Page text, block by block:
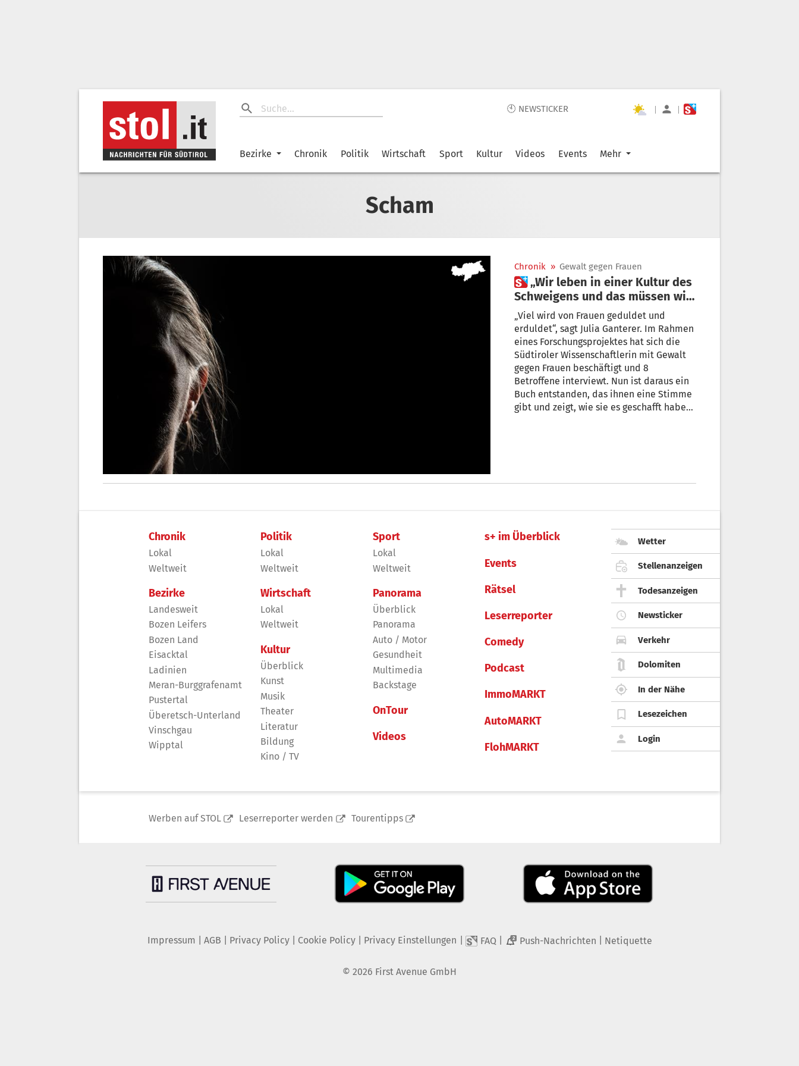
🕙 NEWSTICKER | |
Bezirke Chronik Politik Wirtschaft Sport Kultur Videos Events Mehr
Scham
Chronik » Gewalt gegen Frauen
 „Wir leben in einer Kultur des
Schweigens und das müssen wir
durchbrechen“
„Viel wird von Frauen geduldet und
erduldet“, sagt Julia Ganterer. Im Rahmen
eines Forschungsprojektes hat sich die
Südtiroler Wissenschaftlerin mit Gewalt
gegen Frauen beschäftigt und 8
Betroffene interviewt. Nun ist daraus ein
Buch entstanden, das ihnen eine Stimme
gibt und zeigt, wie sie es geschafft haben,
Chronik
Lokal
Weltweit
Bezirke
Landesweit
Bozen Leifers
Bozen Land
Eisacktal
Ladinien
Meran-Burggrafenamt
Pustertal
Überetsch-Unterland
Vinschgau
Wipptal
Politik
Lokal
Weltweit
Wirtschaft
Lokal
Weltweit
Kultur
Überblick
Kunst
Musik
Theater
Literatur
Bildung
Kino / TV
Sport
Lokal
Weltweit
Panorama
Überblick
Panorama
Auto / Motor
Gesundheit
Multimedia
Backstage
OnTour
Videos
s+ im Überblick
Events
Rätsel
Leserreporter
Comedy
Podcast
ImmoMARKT
AutoMARKT
FlohMARKT
Wetter
Stellenanzeigen
Todesanzeigen
Newsticker
Verkehr
Dolomiten
In der Nähe
Lesezeichen
Login
Werben auf STOL Leserreporter werden Tourentipps
Impressum AGB Privacy Policy| Cookie Policy| Privacy Einstellungen FAQ 2 Push-Nachrichten Netiquette
© 2026 First Avenue GmbH